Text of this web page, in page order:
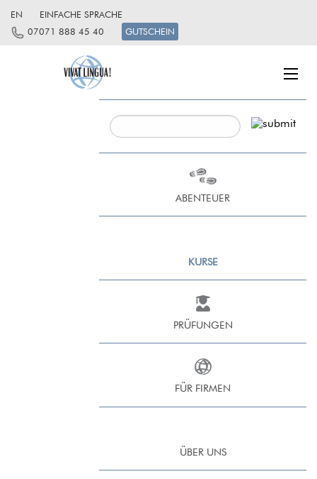
EN
EINFACHE SPRACHE
07071 888 45 40
GUTSCHEIN
ABENTEUER
KURSE
PRÜFUNGEN
FÜR FIRMEN
ÜBER UNS